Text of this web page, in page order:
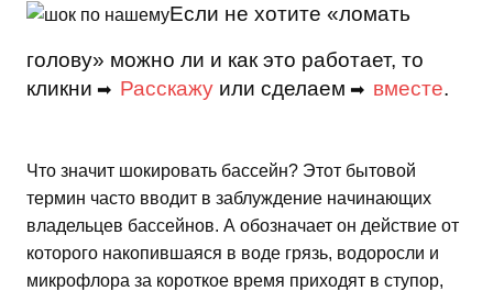
Если не хотите «ломать
голову» можно ли и как это работает, то
кликни ➡ Расскажу или сделаем ➡ вместе.
Что значит шокировать бассейн? Этот бытовой
термин часто вводит в заблуждение начинающих
владельцев бассейнов. А обозначает он действие от
которого накопившаяся в воде грязь, водоросли и
микрофлора за короткое время приходят в ступор,